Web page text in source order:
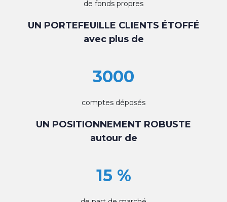
de fonds propres
UN PORTEFEUILLE CLIENTS ÉTOFFÉ
avec plus de
3000
comptes déposés
UN POSITIONNEMENT ROBUSTE
autour de
15 %